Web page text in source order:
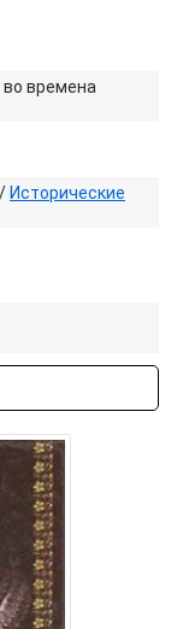
во времена
/ Исторические